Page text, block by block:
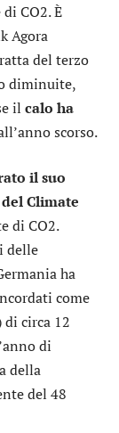
CO2. È
Agora
del terzo
diminuite,
il calo ha
scorso.
il suo
Climate
di CO2.
delle
ha
come
di circa 12
di
della
del 48